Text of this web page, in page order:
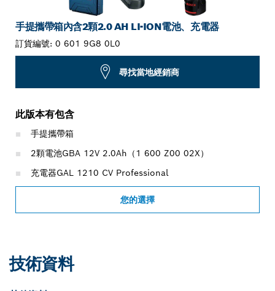
手提攜帶箱內含2顆2.0 AH LI-ION電池、充電器
訂貨編號: 0 601 9G8 0L0
尋找當地經銷商
此版本有包含
手提攜帶箱
2顆電池GBA 12V 2.0Ah（1 600 Z00 02X）
充電器GAL 1210 CV Professional
您的選擇
技術資料